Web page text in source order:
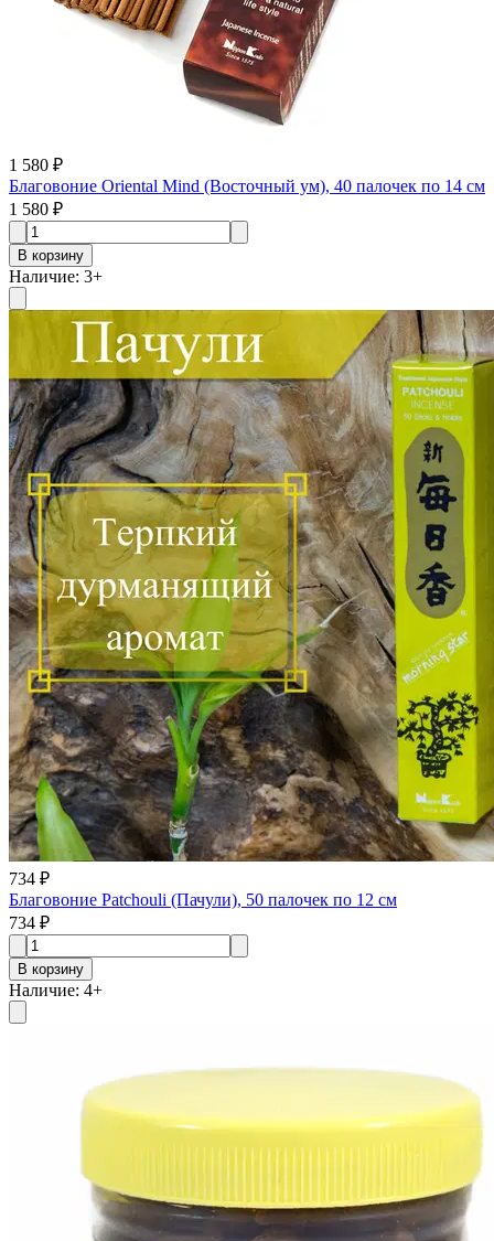
1 580 ₽
Благовоние Oriental Mind (Восточный ум), 40 палочек по 14 см
1 580 ₽
В корзину
Наличие: 3+
734 ₽
Благовоние Patchouli (Пачули), 50 палочек по 12 см
734 ₽
В корзину
Наличие: 4+